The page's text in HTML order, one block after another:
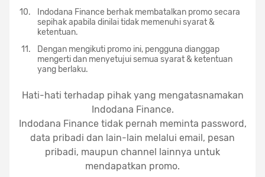
Indodana Finance berhak membatalkan promo secara
sepihak apabila dinilai tidak memenuhi syarat &
ketentuan.
Dengan mengikuti promo ini, pengguna dianggap
mengerti dan menyetujui semua syarat & ketentuan
yang berlaku.
Hati-hati terhadap pihak yang mengatasnamakan
Indodana Finance.
Indodana Finance tidak pernah meminta password,
data pribadi dan lain-lain melalui email, pesan
pribadi, maupun channel lainnya untuk
mendapatkan promo.